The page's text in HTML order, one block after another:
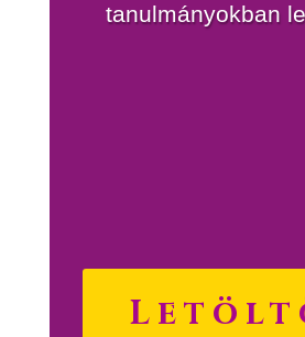
tanulmányokban